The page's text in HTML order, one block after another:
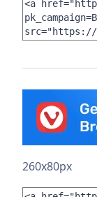
260x80px